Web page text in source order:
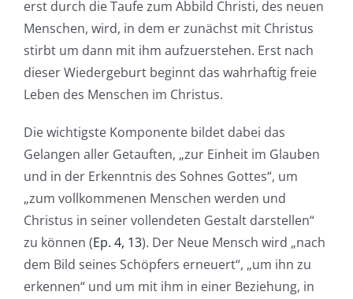
erst durch die Taufe zum Abbild Christi, des neuen
Menschen, wird, in dem er zunächst mit Christus
stirbt um dann mit ihm aufzuerstehen. Erst nach
dieser Wiedergeburt beginnt das wahrhaftig freie
Leben des Menschen im Christus.
Die wichtigste Komponente bildet dabei das
Gelangen aller Getauften, „zur Einheit im Glauben
und in der Erkenntnis des Sohnes Gottes“, um
„zum vollkommenen Menschen werden und
Christus in seiner vollendeten Gestalt darstellen“
zu können (Ep. 4, 13). Der Neue Mensch wird „nach
dem Bild seines Schöpfers erneuert“, „um ihn zu
erkennen“ und um mit ihm in einer Beziehung, in